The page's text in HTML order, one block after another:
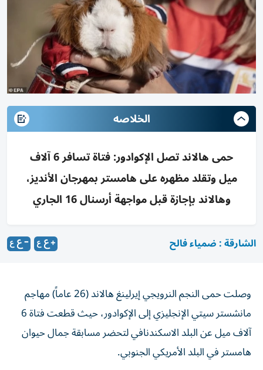
الخلاصه
حمى هالاند تصل الإكوادور: فتاة تسافر 6 آلاف
ميل وتقلد مظهره على هامستر بمهرجان الأنديز،
وهالاند بإجازة قبل مواجهة أرسنال 16 الجاري
الشارقة : ضمياء فالح
وصلت حمى النجم النرويجي إيرلينغ هالاند (26 عاماً) مهاجم
مانشستر سيتي الإنجليزي إلى الإكوادور، حيث قطعت فتاة 6
آلاف ميل عن البلد الاسكندنافي لتحضر مسابقة جمال حيوان
هامستر في البلد الأمريكي الجنوبي.